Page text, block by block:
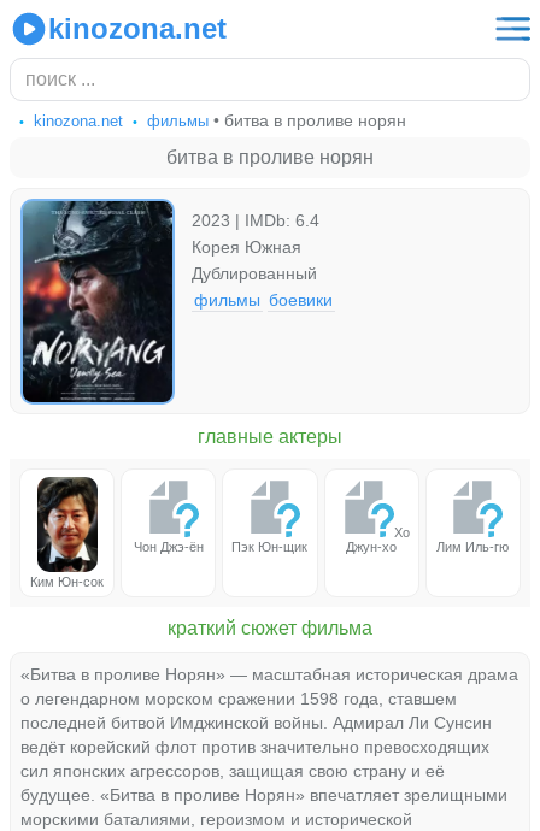
kinozona.net
kinozona.net фильмы • битва в проливе норян
битва в проливе норян
2023 | IMDb: 6.4
Корея Южная
Дублированный
фильмы боевики
главные актеры
Ким Юн-сок
Чон Джэ-ён Пэк Юн-щик
Хо
Джун-хо
Лим Иль-гю
краткий сюжет фильма
«Битва в проливе Норян» — масштабная историческая драма
о легендарном морском сражении 1598 года, ставшем
последней битвой Имджинской войны. Адмирал Ли Сунсин
ведёт корейский флот против значительно превосходящих
сил японских агрессоров, защищая свою страну и её
будущее. «Битва в проливе Норян» впечатляет зрелищными
морскими баталиями, героизмом и исторической